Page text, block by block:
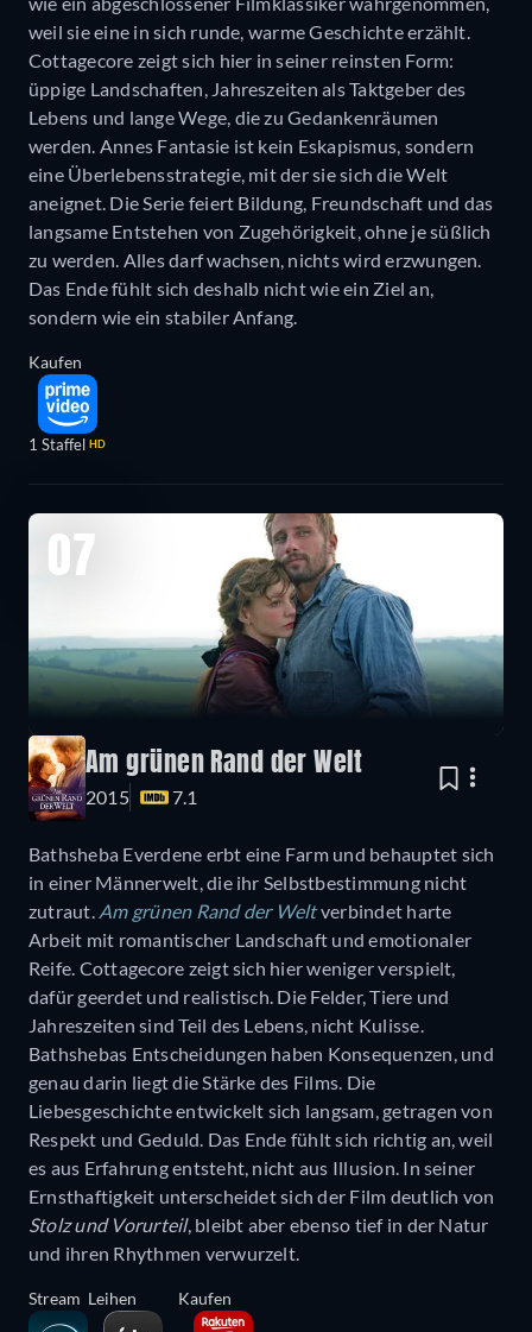
weil sie eine in sich runde, warme Geschichte erzählt.
Cottagecore zeigt sich hier in seiner reinsten Form:
üppige Landschaften, Jahreszeiten als Taktgeber des
Lebens und lange Wege, die zu Gedankenräumen
werden. Annes Fantasie ist kein Eskapismus, sondern
eine Überlebensstrategie, mit der sie sich die Welt
aneignet. Die Serie feiert Bildung, Freundschaft und das
langsame Entstehen von Zugehörigkeit, ohne je süßlich
zu werden. Alles darf wachsen, nichts wird erzwungen.
Das Ende fühlt sich deshalb nicht wie ein Ziel an,
sondern wie ein stabiler Anfang.
Kaufen
1 Staffel HD
07
Am grünen Rand der Welt
2015 7.1
Bathsheba Everdene erbt eine Farm und behauptet sich
in einer Männerwelt, die ihr Selbstbestimmung nicht
zutraut. Am grünen Rand der Weltverbindet harte
Arbeit mit romantischer Landschaft und emotionaler
Reife. Cottagecore zeigt sich hier weniger verspielt,
dafür geerdet und realistisch. Die Felder, Tiere und
Jahreszeiten sind Teil des Lebens, nicht Kulisse.
Bathshebas Entscheidungen haben Konsequenzen, und
genau darin liegt die Stärke des Films. Die
Liebesgeschichte entwickelt sich langsam, getragen von
Respekt und Geduld. Das Ende fühlt sich richtig an, weil
es aus Erfahrung entsteht, nicht aus Illusion. In seiner
Ernsthaftigkeit unterscheidet sich der Film deutlich von
Stolz und Vorurteil, bleibt aber ebenso tief in der Natur
und ihren Rhythmen verwurzelt.
Stream Leihen Kaufen